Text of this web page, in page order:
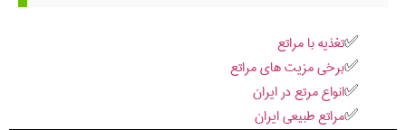
تغذیه با مراتع
برخی مزیت های مراتع
انواع مرتع در ایران
مراتع طبیعی ایران